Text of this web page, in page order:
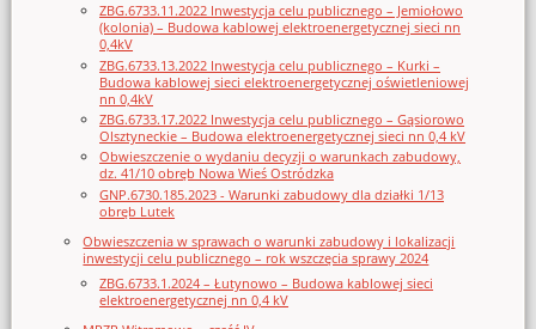
ZBG.6733.11.2022 Inwestycja celu publicznego – Jemiołowo
(kolonia) – Budowa kablowej elektroenergetycznej sieci nn
0,4kV
ZBG.6733.13.2022 Inwestycja celu publicznego – Kurki –
Budowa kablowej sieci elektroenergetycznej oświetleniowej
nn 0,4kV
ZBG.6733.17.2022 Inwestycja celu publicznego – Gąsiorowo
Olsztyneckie – Budowa elektroenergetycznej sieci nn 0,4 kV
Obwieszczenie o wydaniu decyzji o warunkach zabudowy,
dz. 41/10 obręb Nowa Wieś Ostródzka
GNP.6730.185.2023 - Warunki zabudowy dla działki 1/13
obręb Lutek
Obwieszczenia w sprawach o warunki zabudowy i lokalizacji
inwestycji celu publicznego – rok wszczęcia sprawy 2024
ZBG.6733.1.2024 – Łutynowo – Budowa kablowej sieci
elektroenergetycznej nn 0,4 kV